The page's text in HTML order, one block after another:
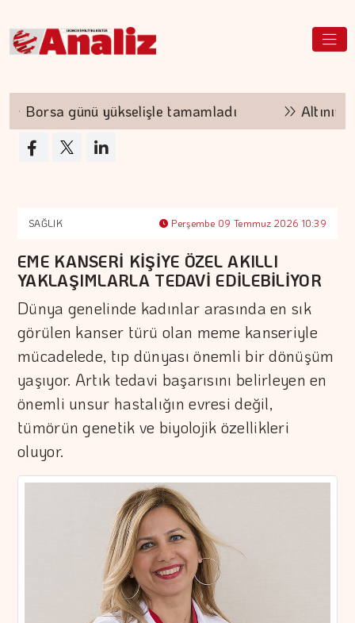
Borsa günü yükselişle tamamladı Altının
SAĞLIK Perşembe 09 Temmuz 2026 10:39
EME KANSERİ KİŞİYE ÖZEL AKILLI
YAKLAŞIMLARLA TEDAVİ EDİLEBİLİYOR
Dünya genelinde kadınlar arasında en sık
görülen kanser türü olan meme kanseriyle
mücadelede, tıp dünyası önemli bir dönüşüm
yaşıyor. Artık tedavi başarısını belirleyen en
önemli unsur hastalığın evresi değil,
tümörün genetik ve biyolojik özellikleri
oluyor.